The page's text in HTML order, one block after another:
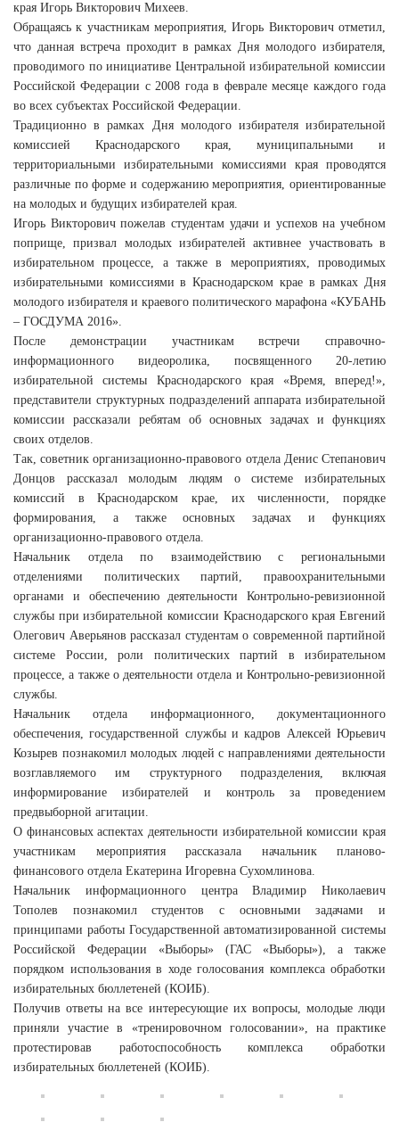
края Игорь Викторович Михеев.
Обращаясь к участникам мероприятия, Игорь Викторович отметил,
что данная встреча проходит в рамках Дня молодого избирателя,
проводимого по инициативе Центральной избирательной комиссии
Российской Федерации с 2008 года в феврале месяце каждого года
во всех субъектах Российской Федерации.
Традиционно в рамках Дня молодого избирателя избирательной
комиссией Краснодарского края, муниципальными и
территориальными избирательными комиссиями края проводятся
различные по форме и содержанию мероприятия, ориентированные
на молодых и будущих избирателей края.
Игорь Викторович пожелав студентам удачи и успехов на учебном
поприще, призвал молодых избирателей активнее участвовать в
избирательном процессе, а также в мероприятиях, проводимых
избирательными комиссиями в Краснодарском крае в рамках Дня
молодого избирателя и краевого политического марафона «КУБАНЬ
– ГОСДУМА 2016».
После демонстрации участникам встречи справочно-
информационного видеоролика, посвященного 20-летию
избирательной системы Краснодарского края «Время, вперед!»,
представители структурных подразделений аппарата избирательной
комиссии рассказали ребятам об основных задачах и функциях
своих отделов.
Так, советник организационно-правового отдела Денис Степанович
Донцов рассказал молодым людям о системе избирательных
комиссий в Краснодарском крае, их численности, порядке
формирования, а также основных задачах и функциях
организационно-правового отдела.
Начальник отдела по взаимодействию с региональными
отделениями политических партий, правоохранительными
органами и обеспечению деятельности Контрольно-ревизионной
службы при избирательной комиссии Краснодарского края Евгений
Олегович Аверьянов рассказал студентам о современной партийной
системе России, роли политических партий в избирательном
процессе, а также о деятельности отдела и Контрольно-ревизионной
службы.
Начальник отдела информационного, документационного
обеспечения, государственной службы и кадров Алексей Юрьевич
Козырев познакомил молодых людей с направлениями деятельности
возглавляемого им структурного подразделения, включая
информирование избирателей и контроль за проведением
предвыборной агитации.
О финансовых аспектах деятельности избирательной комиссии края
участникам мероприятия рассказала начальник планово-
финансового отдела Екатерина Игоревна Сухомлинова.
Начальник информационного центра Владимир Николаевич
Тополев познакомил студентов с основными задачами и
принципами работы Государственной автоматизированной системы
Российской Федерации «Выборы» (ГАС «Выборы»), а также
порядком использования в ходе голосования комплекса обработки
избирательных бюллетеней (КОИБ).
Получив ответы на все интересующие их вопросы, молодые люди
приняли участие в «тренировочном голосовании», на практике
протестировав работоспособность комплекса обработки
избирательных бюллетеней (КОИБ).